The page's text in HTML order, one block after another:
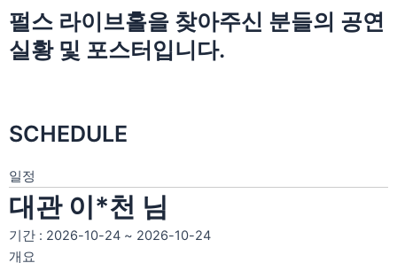
펄스 라이브홀을 찾아주신 분들의 공연
실황 및 포스터입니다.
SCHEDULE
일정
대관 이*천 님
기간 : 2026-10-24 ~ 2026-10-24
개요